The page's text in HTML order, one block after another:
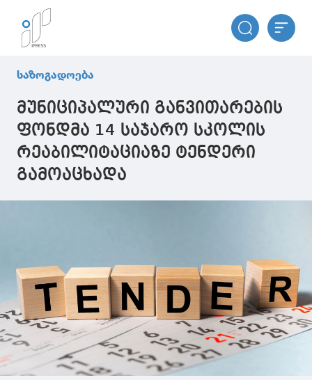
საზოგადოება
მუნიციპალური განვითარების
ფონდმა 14 საჯარო სკოლის
რეაბილიტაციაზე ტენდერი
გამოაცხადა